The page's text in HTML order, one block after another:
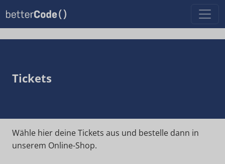
Tickets
Wähle hier deine Tickets aus und bestelle dann in
unserem Online-Shop.